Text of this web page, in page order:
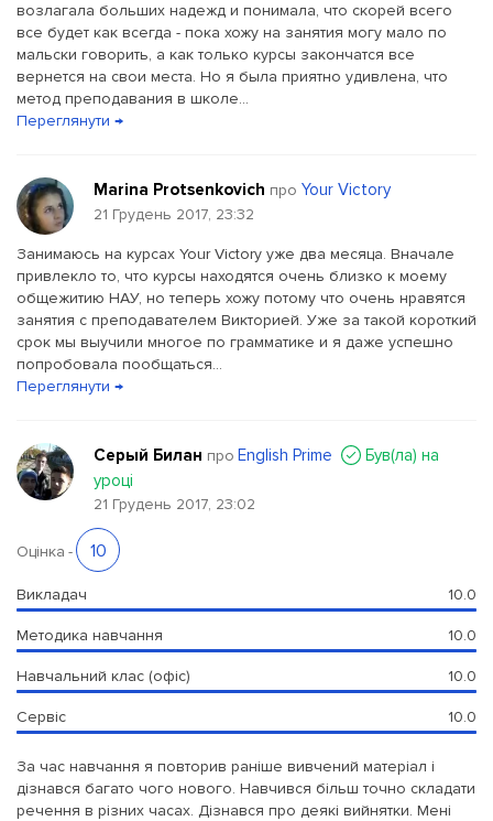
возлагала больших надежд и понимала, что скорей всего
все будет как всегда - пока хожу на занятия могу мало по
мальски говорить, а как только курсы закончатся все
вернется на свои места. Но я была приятно удивлена, что
метод преподавания в школе...
Переглянути →
Marina Protsenkovich про Your Victory
21 Грудень 2017, 23:32
Занимаюсь на курсах Your Victory уже два месяца. Вначале
привлекло то, что курсы находятся очень близко к моему
общежитию НАУ, но теперь хожу потому что очень нравятся
занятия с преподавателем Викторией. Уже за такой короткий
срок мы выучили многое по грамматике и я даже успешно
попробовала пообщаться...
Переглянути →
Серый Билан про English Prime
Був(ла) на
уроці
21 Грудень 2017, 23:02
Оцінка - 10
Викладач 10.0
Методика навчання 10.0
Навчальний клас (офіс) 10.0
Сервіс 10.0
За час навчання я повторив раніше вивчений матеріал і
дізнався багато чого нового. Навчився більш точно складати
речення в різних часах. Дізнався про деякі вийнятки. Мені